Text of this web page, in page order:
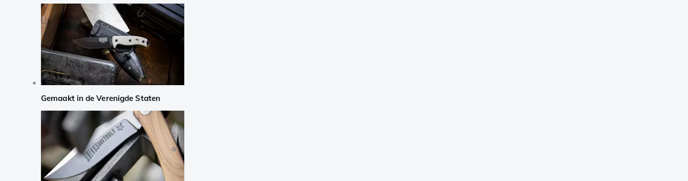
Gemaakt in de Verenigde Staten